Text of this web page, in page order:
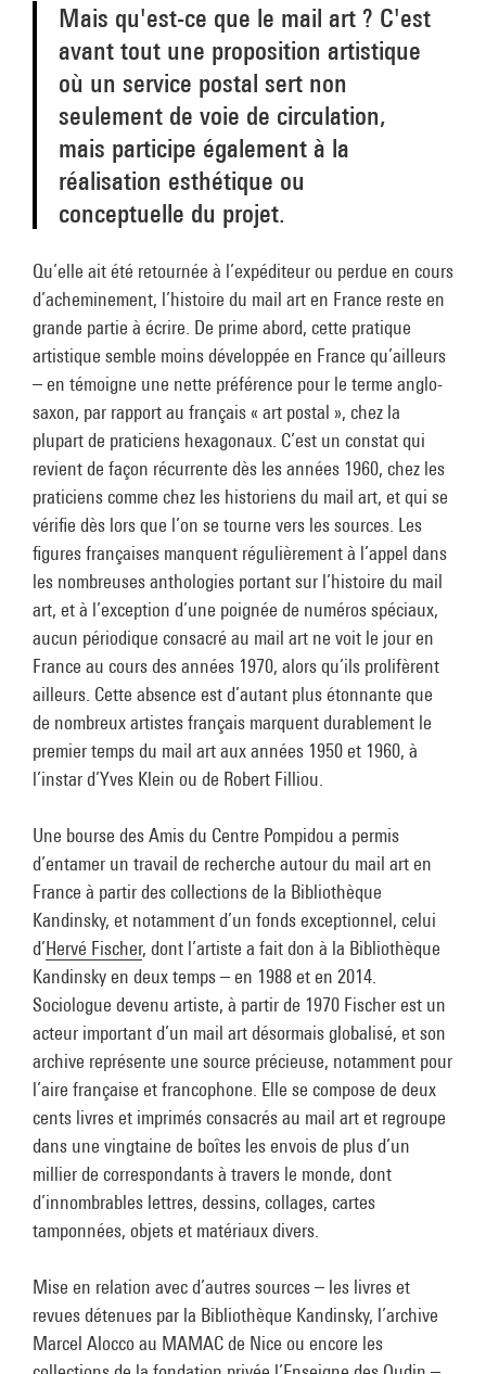
Mais qu'est-ce que le mail art ? C'est
avant tout une proposition artistique
où un service postal sert non
seulement de voie de circulation,
mais participe également à la
réalisation esthétique ou
conceptuelle du projet.
Qu’elle ait été retournée à l’expéditeur ou perdue en cours
d’acheminement, l’histoire du mail art en France reste en
grande partie à écrire. De prime abord, cette pratique
artistique semble moins développée en France qu’ailleurs
– en témoigne une nette préférence pour le terme anglo-
saxon, par rapport au français « art postal », chez la
plupart de praticiens hexagonaux. C’est un constat qui
revient de façon récurrente dès les années 1960, chez les
praticiens comme chez les historiens du mail art, et qui se
vérifie dès lors que l’on se tourne vers les sources. Les
figures françaises manquent régulièrement à l’appel dans
les nombreuses anthologies portant sur l’histoire du mail
art, et à l’exception d’une poignée de numéros spéciaux,
aucun périodique consacré au mail art ne voit le jour en
France au cours des années 1970, alors qu’ils prolifèrent
ailleurs. Cette absence est d’autant plus étonnante que
de nombreux artistes français marquent durablement le
premier temps du mail art aux années 1950 et 1960, à
l’instar d’Yves Klein ou de Robert Filliou.
Une bourse des Amis du Centre Pompidou a permis
d’entamer un travail de recherche autour du mail art en
France à partir des collections de la Bibliothèque
Kandinsky, et notamment d’un fonds exceptionnel, celui
d’Hervé Fischer, dont l’artiste a fait don à la Bibliothèque
Kandinsky en deux temps – en 1988 et en 2014.
Sociologue devenu artiste, à partir de 1970 Fischer est un
acteur important d’un mail art désormais globalisé, et son
archive représente une source précieuse, notamment pour
l’aire française et francophone. Elle se compose de deux
cents livres et imprimés consacrés au mail art et regroupe
dans une vingtaine de boîtes les envois de plus d’un
millier de correspondants à travers le monde, dont
d’innombrables lettres, dessins, collages, cartes
tamponnées, objets et matériaux divers.
Mise en relation avec d’autres sources – les livres et
revues détenues par la Bibliothèque Kandinsky, l’archive
Marcel Alocco au MAMAC de Nice ou encore les